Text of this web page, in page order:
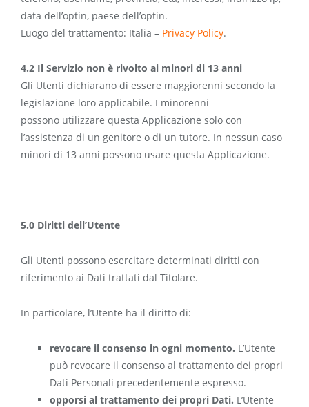
data dell’optin, paese dell’optin.
Luogo del trattamento: Italia – Privacy Policy.
4.2 Il Servizio non è rivolto ai minori di 13 anni
Gli Utenti dichiarano di essere maggiorenni secondo la
legislazione loro applicabile. I minorenni
possono utilizzare questa Applicazione solo con
l’assistenza di un genitore o di un tutore. In nessun caso
minori di 13 anni possono usare questa Applicazione.
5.0 Diritti dell’Utente
Gli Utenti possono esercitare determinati diritti con
riferimento ai Dati trattati dal Titolare.
In particolare, l’Utente ha il diritto di:
revocare il consenso in ogni momento. L’Utente
può revocare il consenso al trattamento dei propri
Dati Personali precedentemente espresso.
opporsi al trattamento dei propri Dati. L’Utente